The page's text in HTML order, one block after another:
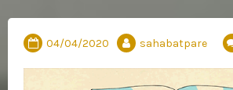
04/04/2020 sahabatpare